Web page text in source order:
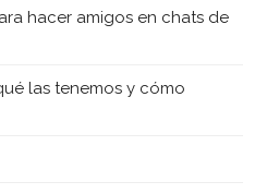
hacer amigos en chats de
las tenemos y cómo